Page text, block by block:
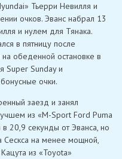
Тьерри Невилля и
очков. Эванс набрал 13
и нулем для Тянака.
в пятницу после
обеденной остановке в
Super Sunday и
очки.
заезд и занял
из «M-Sport Ford Puma
20,9 секунды от Эванса, но
на менее мощной,
из «Toyota»